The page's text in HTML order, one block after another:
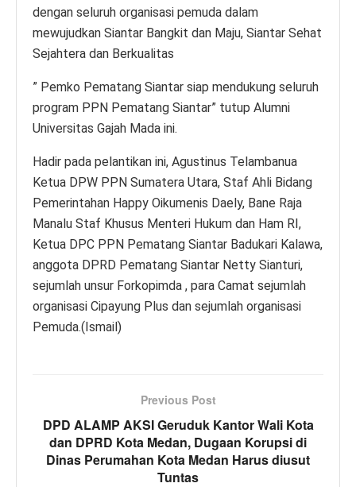
dengan seluruh organisasi pemuda dalam
mewujudkan Siantar Bangkit dan Maju, Siantar Sehat
Sejahtera dan Berkualitas
” Pemko Pematang Siantar siap mendukung seluruh
program PPN Pematang Siantar” tutup Alumni
Universitas Gajah Mada ini.
Hadir pada pelantikan ini, Agustinus Telambanua
Ketua DPW PPN Sumatera Utara, Staf Ahli Bidang
Pemerintahan Happy Oikumenis Daely, Bane Raja
Manalu Staf Khusus Menteri Hukum dan Ham RI,
Ketua DPC PPN Pematang Siantar Badukari Kalawa,
anggota DPRD Pematang Siantar Netty Sianturi,
sejumlah unsur Forkopimda , para Camat sejumlah
organisasi Cipayung Plus dan sejumlah organisasi
Pemuda.(Ismail)
Previous Post
DPD ALAMP AKSI Geruduk Kantor Wali Kota
dan DPRD Kota Medan, Dugaan Korupsi di
Dinas Perumahan Kota Medan Harus diusut
Tuntas